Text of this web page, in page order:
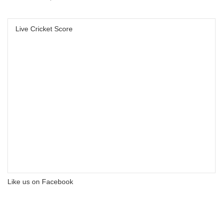
Live Cricket Score
Like us on Facebook